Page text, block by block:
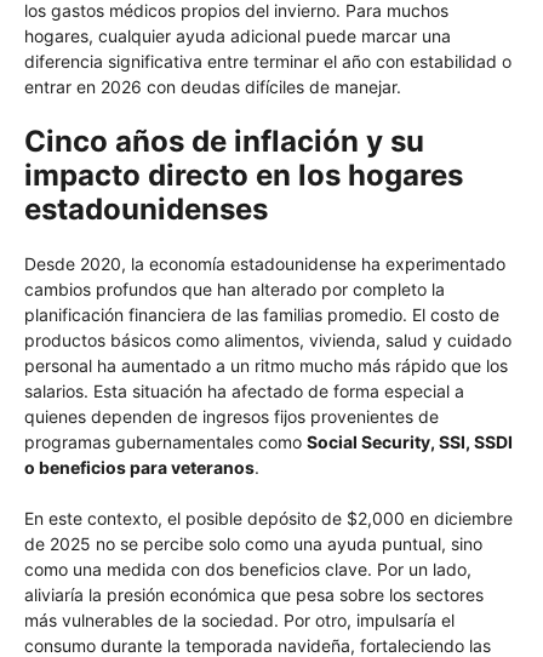
los gastos médicos propios del invierno. Para muchos
hogares, cualquier ayuda adicional puede marcar una
diferencia significativa entre terminar el año con estabilidad o
entrar en 2026 con deudas difíciles de manejar.
Cinco años de inflación y su
impacto directo en los hogares
estadounidenses
Desde 2020, la economía estadounidense ha experimentado
cambios profundos que han alterado por completo la
planificación financiera de las familias promedio. El costo de
productos básicos como alimentos, vivienda, salud y cuidado
personal ha aumentado a un ritmo mucho más rápido que los
salarios. Esta situación ha afectado de forma especial a
quienes dependen de ingresos fijos provenientes de
programas gubernamentales como Social Security, SSI, SSDI
o beneficios para veteranos.
En este contexto, el posible depósito de $2,000 en diciembre
de 2025 no se percibe solo como una ayuda puntual, sino
como una medida con dos beneficios clave. Por un lado,
aliviaría la presión económica que pesa sobre los sectores
más vulnerables de la sociedad. Por otro, impulsaría el
consumo durante la temporada navideña, fortaleciendo las